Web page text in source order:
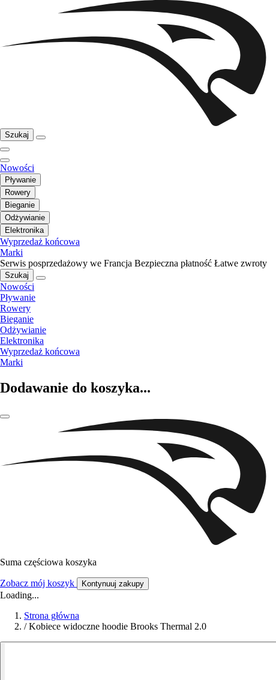
Szukaj
Nowości
Pływanie
Rowery
Bieganie
Odżywianie
Elektronika
Wyprzedaż końcowa
Marki
Serwis posprzedażowy we Francja Bezpieczna płatność Łatwe zwroty
Szukaj
Nowości
Pływanie
Rowery
Bieganie
Odżywianie
Elektronika
Wyprzedaż końcowa
Marki
Dodawanie do koszyka...
Suma częściowa koszyka
Zobacz mój koszyk Kontynuuj zakupy
Loading...
Strona główna
/ Kobiece widoczne hoodie Brooks Thermal 2.0